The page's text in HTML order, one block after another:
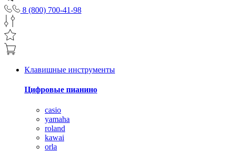
8 (800) 700-41-98
Клавишные инструменты
Цифровые пианино
casio
yamaha
roland
kawai
orla